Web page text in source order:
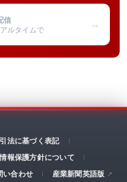
信
ルタイムで
→
法に基づく表記
報保護方針について
い合わせ 産業新聞英語版